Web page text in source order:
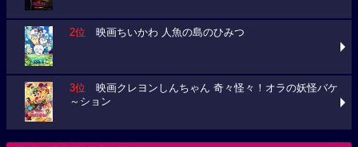
2位 映画ちいかわ 人魚の島のひみつ
3位 映画クレヨンしんちゃん 奇々怪々！オラの妖怪バケ
～ション